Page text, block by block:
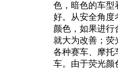
色，暗色的车型
好。从安全角度
颜色，如果进行
就大为改善；荧
各种赛车、摩托
车。由于荧光颜